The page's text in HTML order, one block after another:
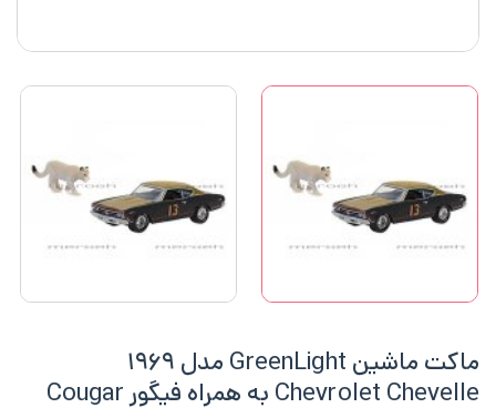
ماکت ماشین GreenLight مدل ۱۹۶۹
Chevrolet Chevelle به همراه فیگور Cougar